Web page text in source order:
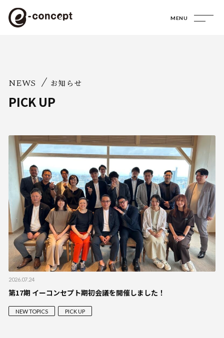
MENU
NEWS お知らせ
PICK UP
2026.07.24
第17期 イーコンセプト期初会議を開催しました！
NEW TOPICS PICK UP